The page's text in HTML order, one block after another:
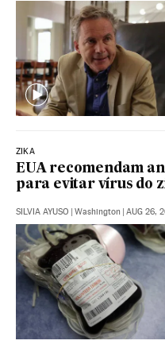
ZIKA
EUA recomendam
para evitar vírus do
SILVIA AYUSO Washington AUG 26,